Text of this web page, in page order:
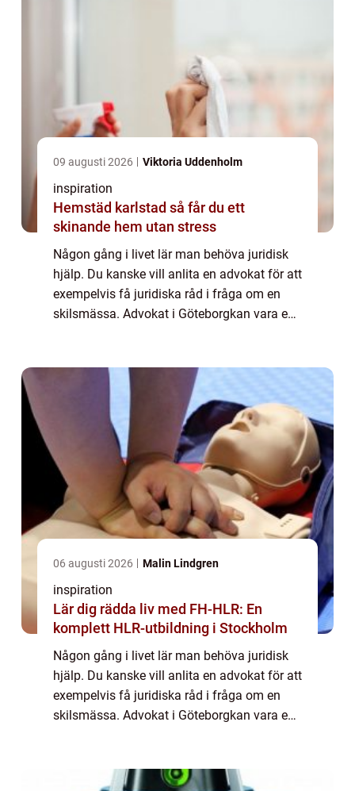
09 augusti 2026 Viktoria Uddenholm
inspiration
Hemstäd karlstad så får du ett
skinande hem utan stress
Någon gång i livet lär man behöva juridisk
hjälp. Du kanske vill anlita en advokat för att
exempelvis få juridiska råd i fråga om en
skilsmässa. Advokat i Göteborgkan vara en
06 augusti 2026 Malin Lindgren
inspiration
Lär dig rädda liv med FH-HLR: En
komplett HLR-utbildning i Stockholm
Någon gång i livet lär man behöva juridisk
hjälp. Du kanske vill anlita en advokat för att
exempelvis få juridiska råd i fråga om en
skilsmässa. Advokat i Göteborgkan vara en